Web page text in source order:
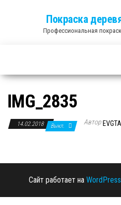
Покраска
Профессиональная
IMG_2835
14.02.2018 Выкл. Автор
Сайт работает на WordPress